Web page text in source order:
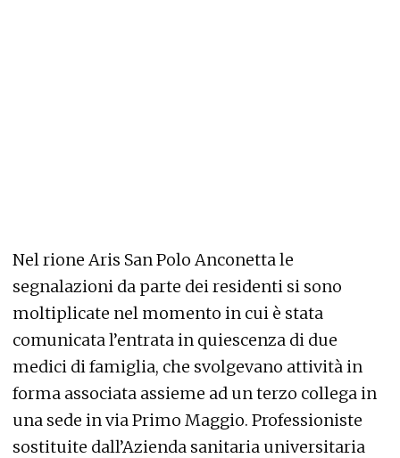
Nel rione Aris San Polo Anconetta le
segnalazioni da parte dei residenti si sono
moltiplicate nel momento in cui è stata
comunicata l’entrata in quiescenza di due
medici di famiglia, che svolgevano attività in
forma associata assieme ad un terzo collega in
una sede in via Primo Maggio. Professioniste
sostituite dall’Azienda sanitaria universitaria